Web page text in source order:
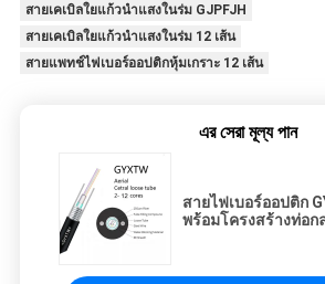
สายเคเบิลใยแก้วนำแสงในร่ม GJPFJH
สายเคเบิลใยแก้วนำแสงในร่ม 12 เส้น
สายแพทช์ไฟเบอร์ออปติกหุ้มเกราะ 12 เส้น
এর সেরা মূল্য পান
สายไฟเบอร์ออปติก
พร้อมโครงสร้างท่อก